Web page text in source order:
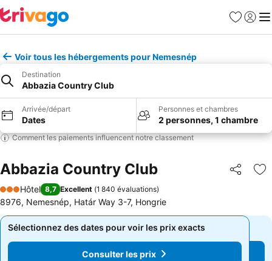
Favoris
Se
Voir tous les hébergements pour Nemesnép
Destination
Abbazia Country Club
Arrivée/départ
Dates
Personnes et chambres
2 personnes, 1 chambre
Comment les paiements influencent notre classement
Abbazia Country Club Partager
3 Étoiles
Hôtel 8,7 Excellent (1 840 évaluations)
8976, Nemesnép, Határ Way 3-7, Hongrie
Sélectionnez des dates pour voir les prix exacts
Consulter les prix
Sélectionnez des dates pour voir les prix exacts
Consulter les prix